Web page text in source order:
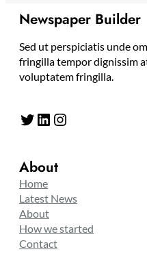
Newspaper Builder
Sed ut perspiciatis unde
fringilla tempor dignissim
voluptatem fringilla.
Twitter LinkedIn Instagram
About
Home
Latest News
About
How we started
Contact